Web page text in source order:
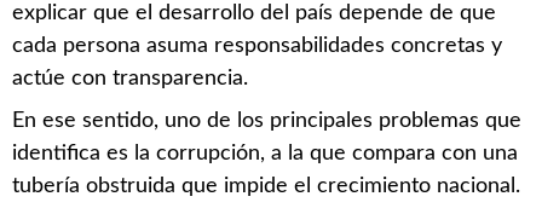
explicar que el desarrollo del país depende de que
cada persona asuma responsabilidades concretas y
actúe con transparencia.
En ese sentido, uno de los principales problemas que
identifica es la corrupción, a la que compara con una
tubería obstruida que impide el crecimiento nacional.